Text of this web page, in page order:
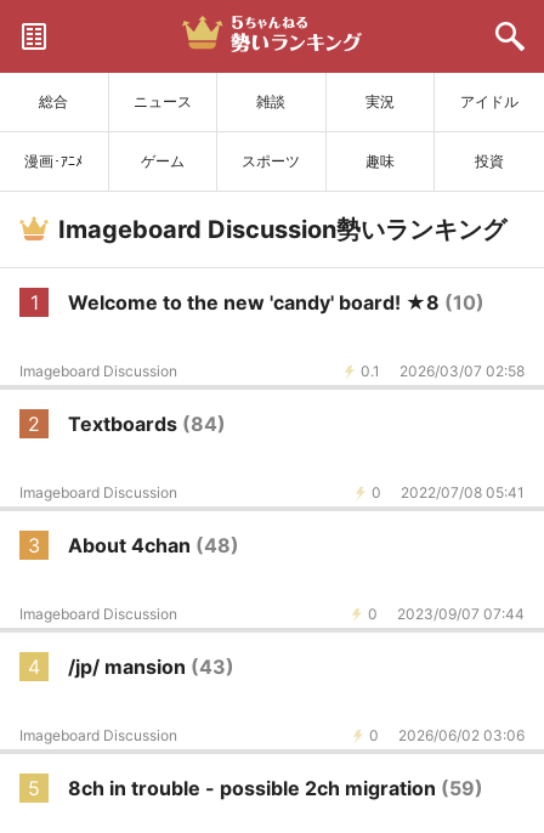
総合 ニュース 雑談 実況 アイドル
漫画･ｱﾆﾒ ゲーム スポーツ 趣味 投資
サイトを更新
Imageboard Discussion勢いランキング
1 Welcome to the new 'candy' board! ★8 (10)
0.1 2026/03/07 02:58
Imageboard Discussion
2 Textboards (84)
0 2022/07/08 05:41
Imageboard Discussion
3 About 4chan (48)
0 2023/09/07 07:44
Imageboard Discussion
4 /jp/ mansion (43)
0 2026/06/02 03:06
Imageboard Discussion
5 8ch in trouble - possible 2ch migration (59)